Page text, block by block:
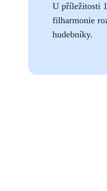
U příležitosti
filharmonie
hudebníky.